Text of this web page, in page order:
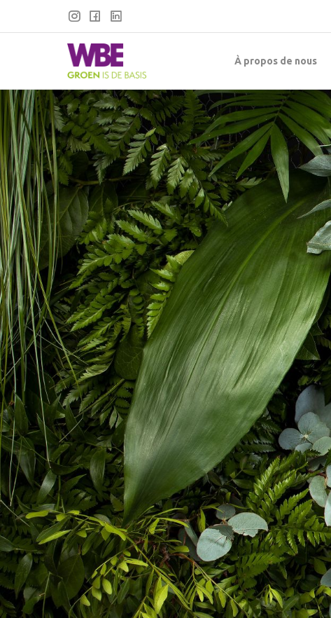
À propos de nous